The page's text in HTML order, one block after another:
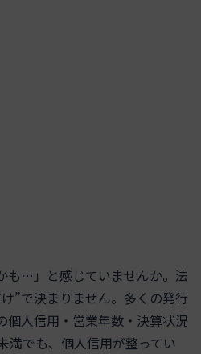
も…」と感じていませんか。法
”で決まりません。多くの発行
個人信用・営業年数・決算状況
満でも、個人信用が整ってい